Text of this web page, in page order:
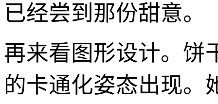
已经尝到那份甜意。
再来看图形设计。饼
的卡通化姿态出现。